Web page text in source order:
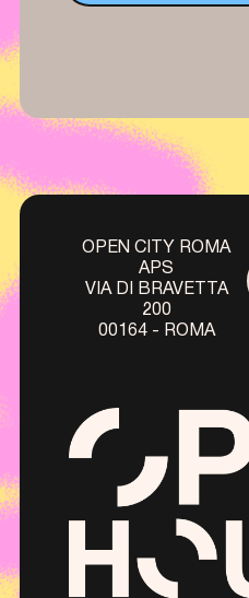
OPEN CITY ROMA
APS
VIA DI BRAVETTA
200
00164 - ROMA